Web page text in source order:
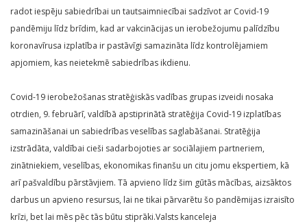
radot iespēju sabiedrībai un tautsaimniecībai sadzīvot ar Covid-19
pandēmiju līdz brīdim, kad ar vakcinācijas un ierobežojumu palīdzību
koronavīrusa izplatība ir pastāvīgi samazināta līdz kontrolējamiem
apjomiem, kas neietekmē sabiedrības ikdienu.
Covid-19 ierobežošanas stratēģiskās vadības grupas izveidi nosaka
otrdien, 9. februārī, valdībā apstiprinātā stratēģija Covid-19 izplatības
samazināšanai un sabiedrības veselības saglabāšanai. Stratēģija
izstrādāta, valdībai cieši sadarbojoties ar sociālajiem partneriem,
zinātniekiem, veselības, ekonomikas finanšu un citu jomu ekspertiem, kā
arī pašvaldību pārstāvjiem. Tā apvieno līdz šim gūtās mācības, aizsāktos
darbus un apvieno resursus, lai ne tikai pārvarētu šo pandēmijas izraisīto
krīzi, bet lai mēs pēc tās būtu stiprāki.Valsts kanceleja